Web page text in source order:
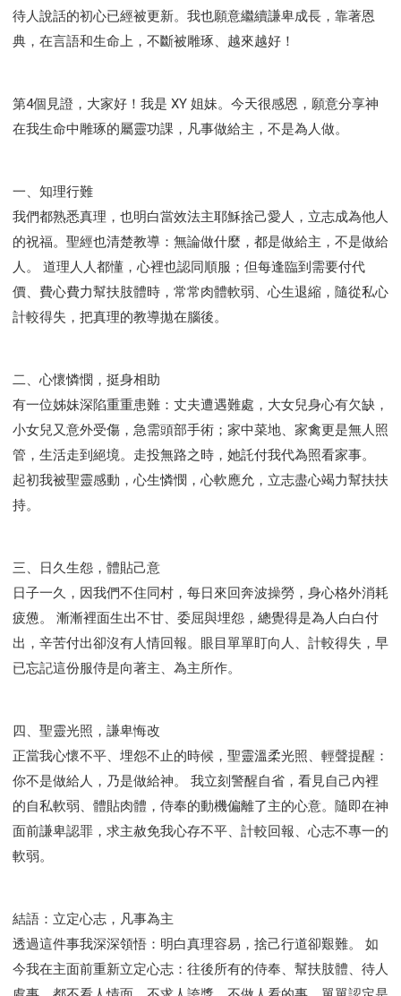
待人說話的初心已經被更新。我也願意繼續謙卑成長，靠著恩
典，在言語和生命上，不斷被雕琢、越來越好！
第4個見證，大家好！我是 XY 姐妹。今天很感恩，願意分享神
在我生命中雕琢的屬靈功課，凡事做給主，不是為人做。
一、知理行難
我們都熟悉真理，也明白當效法主耶穌捨己愛人，立志成為他人
的祝福。聖經也清楚教導：無論做什麼，都是做給主，不是做給
人。 道理人人都懂，心裡也認同順服；但每逢臨到需要付代
價、費心費力幫扶肢體時，常常肉體軟弱、心生退縮，隨從私心
計較得失，把真理的教導拋在腦後。
二、心懷憐憫，挺身相助
有一位姊妹深陷重重患難：丈夫遭遇難處，大女兒身心有欠缺，
小女兒又意外受傷，急需頭部手術；家中菜地、家禽更是無人照
管，生活走到絕境。走投無路之時，她託付我代為照看家事。
起初我被聖靈感動，心生憐憫，心軟應允，立志盡心竭力幫扶扶
持。
三、日久生怨，體貼己意
日子一久，因我們不住同村，每日來回奔波操勞，身心格外消耗
疲憊。 漸漸裡面生出不甘、委屈與埋怨，總覺得是為人白白付
出，辛苦付出卻沒有人情回報。眼目單單盯向人、計較得失，早
已忘記這份服侍是向著主、為主所作。
四、聖靈光照，謙卑悔改
正當我心懷不平、埋怨不止的時候，聖靈溫柔光照、輕聲提醒：
你不是做給人，乃是做給神。 我立刻警醒自省，看見自己內裡
的自私軟弱、體貼肉體，侍奉的動機偏離了主的心意。隨即在神
面前謙卑認罪，求主赦免我心存不平、計較回報、心志不專一的
軟弱。
結語：立定心志，凡事為主
透過這件事我深深領悟：明白真理容易，捨己行道卻艱難。 如
今我在主面前重新立定心志：往後所有的侍奉、幫扶肢體、待人